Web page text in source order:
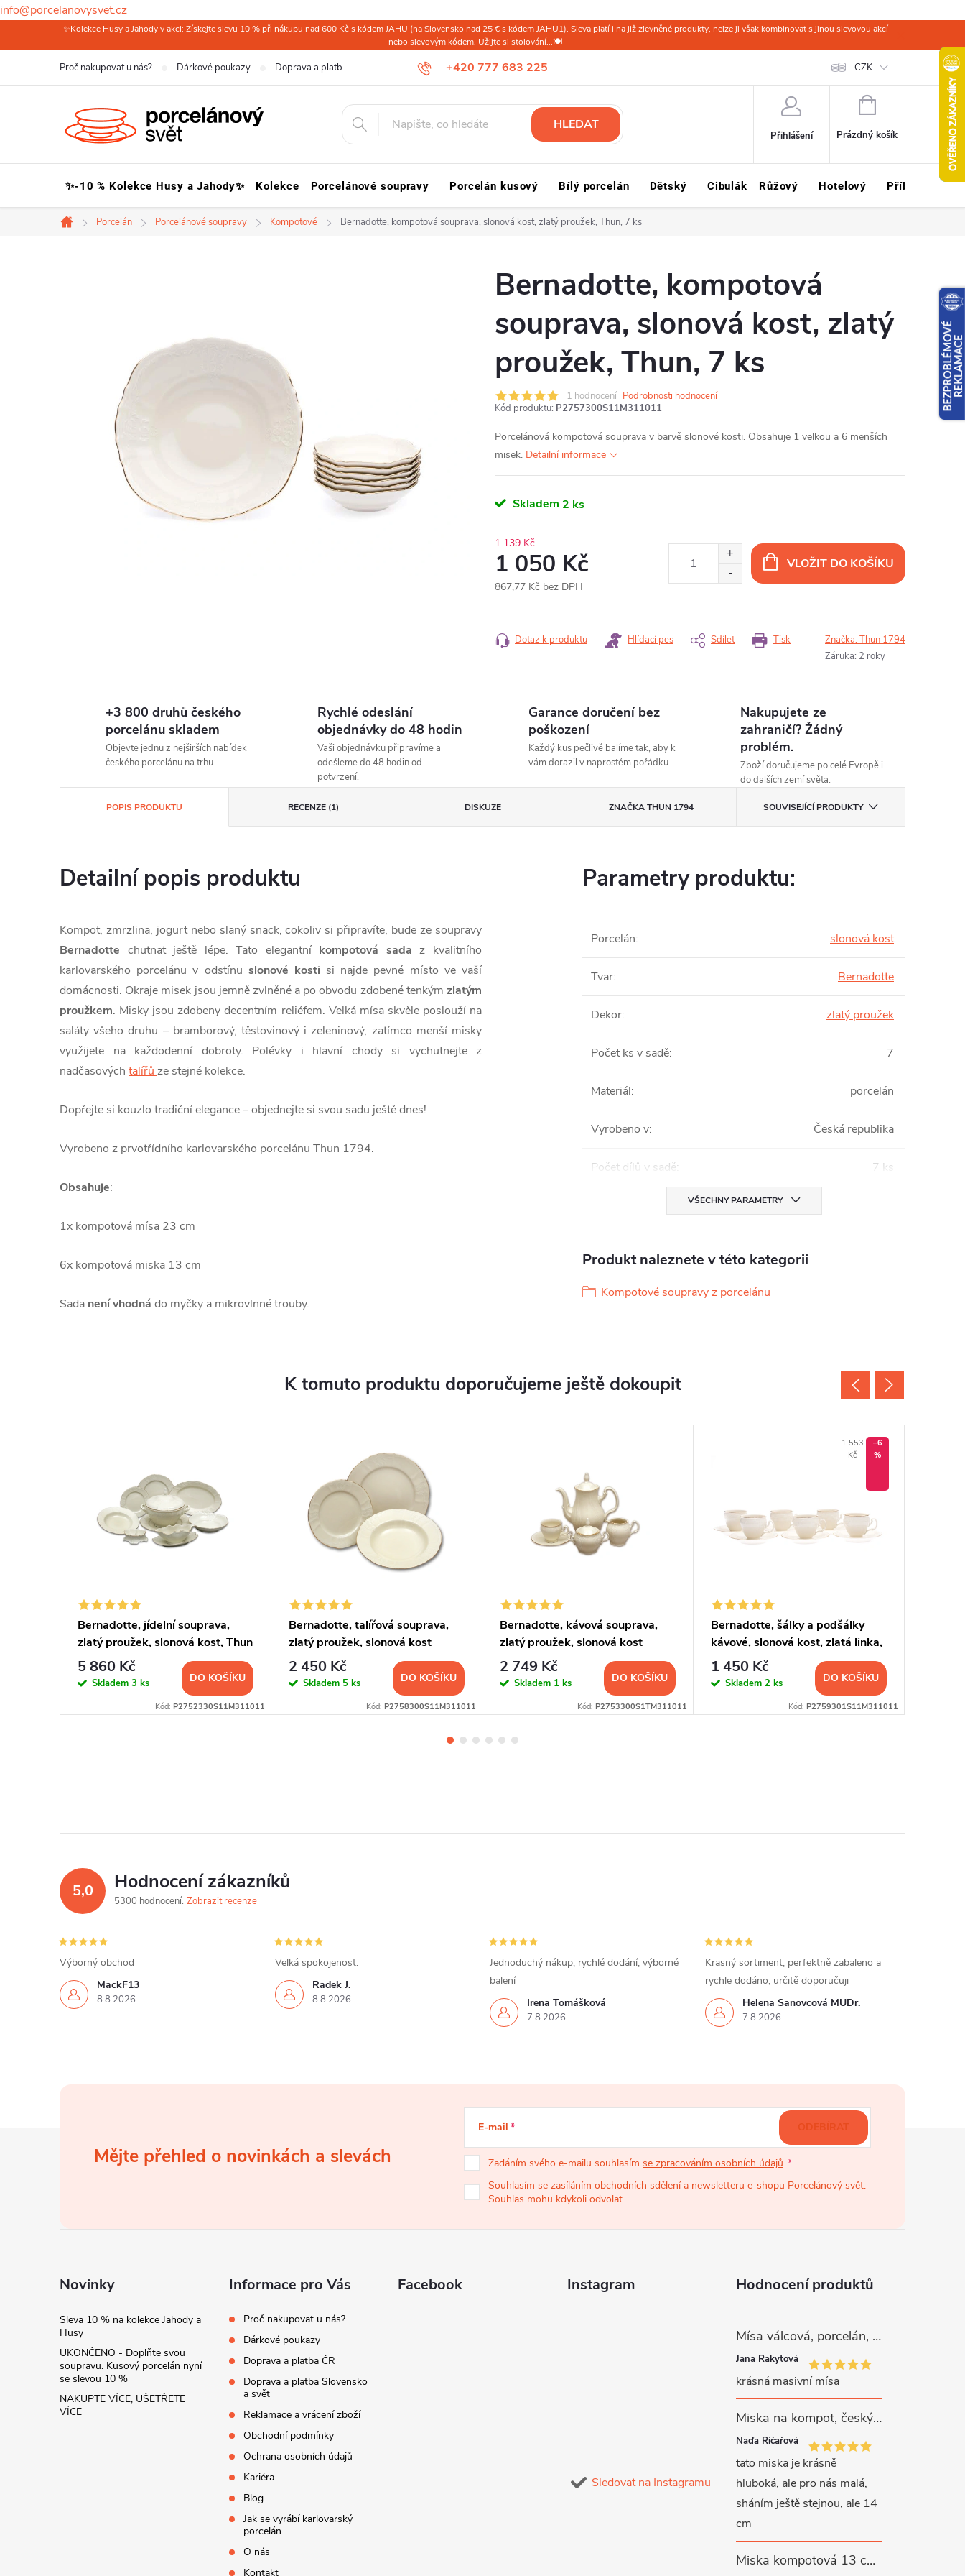
info@porcelanovysvet.cz
na
✨Kolekce Husy a Jahody v akci: Získejte slevu 10 % při nákupu nad 600 Kč s kódem JAHU (na Slovensko nad 25 € s kódem JAHU1). Sleva platí i na již zlevněné produkty, nelze ji však kombinovat s jinou slevovou akcí
nebo slevovým kódem. Užijte si stolování...🍽️
+420 777 683 225
Proč nakupovat u nás? Dárkové poukazy Doprava a platba ČR Doprava a platba Slovensko a svět Ochrana osobních údajů Kariéra
CZK
HLEDAT
Přihlášení
NÁKUPNÍ
Prázdný košík
✨-10 % Kolekce Husy a Jahody✨ Kolekce Porcelánové soupravy Porcelán kusový Bílý porcelán Dětský Cibulák Růžový Hotelový Příbory Sklo
Domů
Porcelán Porcelánové soupravy Kompotové Bernadotte, kompotová souprava, slonová kost, zlatý proužek, Thun, 7 ks
Bernadotte, kompotová
souprava, slonová kost, zlatý
proužek, Thun, 7 ks
1 hodnocení Podrobnosti hodnocení
Kód produktu: P2757300S11M311011
Porcelánová kompotová souprava v barvě slonové kosti. Obsahuje 1 velkou a 6 menších
misek. Detailní informace
Skladem 2 ks
1 139 Kč
1 050 Kč
867,77 Kč bez DPH
cena:
VLOŽIT DO KOŠÍKU
Tisk
Dotaz k produktu Hlídací pes Sdílet Značka:Thun 1794
Záruka: 2 roky
+3 800 druhů českého
porcelánu skladem
Objevte jednu z nejširších nabídek
českého porcelánu na trhu.
Rychlé odeslání
objednávky do 48 hodin
Vaši objednávku připravíme a
odešleme do 48 hodin od
potvrzení.
Garance doručení bez
poškození
Každý kus pečlivě balíme tak, aby k
vám dorazil v naprostém pořádku.
Nakupujete ze
zahraničí? Žádný
problém.
Zboží doručujeme po celé Evropě i
do dalších zemí světa.
POPIS PRODUKTU RECENZE (1) DISKUZE ZNAČKATHUN 1794 SOUVISEJÍCÍ PRODUKTY
Detailní popis produktu
Kompot, zmrzlina, jogurt nebo slaný snack, cokoliv si připravíte, bude ze soupravy
Bernadotte chutnat ještě lépe.Tato elegantní kompotová sada z kvalitního
karlovarského porcelánu v odstínu slonové kosti si najde pevné místo ve vaší
domácnosti. Okraje misek jsou jemně zvlněné a po obvodu zdobené tenkýmzlatým
proužkem. Misky jsou zdobeny decentním reliéfem. Velká mísa skvěle poslouží na
saláty všeho druhu – bramborový, těstovinový i zeleninový, zatímco menší misky
využijete na každodenní dobroty. Polévky i hlavní chody si vychutnejte z
nadčasových talířů ze stejné kolekce.
Dopřejte si kouzlo tradiční elegance – objednejte si svou sadu ještě dnes!
Vyrobeno z prvotřídního karlovarského porcelánu Thun 1794.
Obsahuje:
1x kompotová mísa 23 cm
6x kompotová miska 13 cm
Sada není vhodná do myčky a mikrovlnné trouby.
Parametry produktu:
Porcelán: slonová kost
Tvar: Bernadotte
Dekor: zlatý proužek
Počet ks v sadě: 7
Materiál: porcelán
Vyrobeno v: Česká republika
Počet dílů v sadě: 7 ks
VŠECHNY PARAMETRY
Produkt naleznete v této kategorii
Kompotové soupravy z porcelánu
K tomuto produktu doporučujeme ještě dokoupit
Bernadotte, jídelní souprava,
zlatý proužek, slonová kost, Thun
5 860 Kč
Skladem 3 ks DO KOŠÍKU
Kód: P2752330S11M311011
Bernadotte, talířová souprava,
zlatý proužek, slonová kost
2 450 Kč
Skladem 5 ks DO KOŠÍKU
Kód: P2758300S11M311011
Bernadotte, kávová souprava,
zlatý proužek, slonová kost
2 749 Kč
Skladem 1 ks DO KOŠÍKU
Kód: P2753300S1TM311011
1 553
Kč
–6
%
Bernadotte, šálky a podšálky
kávové, slonová kost, zlatá linka,
Thun, 6 ks
1 450 Kč
Skladem 2 ks DO KOŠÍKU
Kód: P2759301S11M311011
5,0 Hodnocení zákazníků
5300 hodnocení Zobrazit recenze
MackF13
8.8.2026
Výborný obchod
Radek J.
8.8.2026
Velká spokojenost.
Irena Tomášková
7.8.2026
Jednoduchý nákup, rychlé dodání, výborné
balení
Helena Šanovcová MUDr.
7.8.2026
Krasný sortiment, perfektně zabaleno a
rychle dodáno, určitě doporučuji
Mějte přehled o novinkách a slevách
E-mail
Zadáním svého e-mailu souhlasím se zpracováním osobních údajů.
Souhlasím se zasíláním obchodních sdělení a newsletteru e-shopu Porcelánový svět.
Souhlas mohu kdykoli odvolat.
ODEBÍRAT
Novinky
Sleva 10 % na kolekce Jahody a
Husy
UKONČENO - Doplňte svou
soupravu. Kusový porcelán nyní
se slevou 10 %
NAKUPTE VÍCE, UŠETŘETE
VÍCE
Informace pro Vás
Proč nakupovat u nás?
Dárkové poukazy
Doprava a platba ČR
Doprava a platba Slovensko
a svět
Reklamace a vrácení zboží
Obchodní podmínky
Ochrana osobních údajů
Kariéra
Blog
Jak se vyrábí karlovarský
porcelán
O nás
Kontakt
Facebook Instagram
Sledovat na Instagramu
Hodnocení produktů
Mísa válcová, porcelán, růžové kytičky, 26 cm, G. Benedikt
Jana Rakytová
krásná masivní mísa
Miska na kompot, český porcelán, Rona, 12,5 cm, bílý, G. Benedikt
Naďa Říčařová
tato miska je krásně
hluboká, ale pro nás malá,
sháním ještě stejnou, ale 14
cm
Miska kompotová 13 cm, bílý porcelán, Verona, G. Benedikt